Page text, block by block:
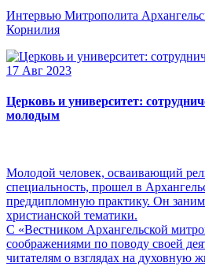
Интервью Митрополита
Корнилия
17 Авг 2023
Церковь и университет:
молодым
Молодой человек, осваивающий
специальность, прошел в
преддипломную практику. Он
христианской тематики.
С «Вестником Архангельской
соображениями по поводу своей
читателям о взглядах на духовную